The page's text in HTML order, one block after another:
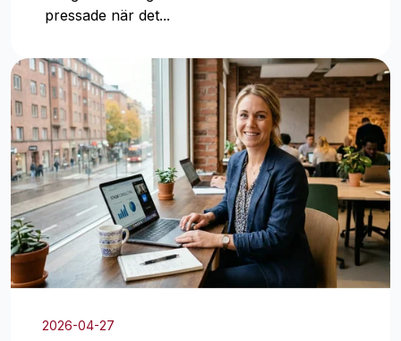
pressade när det...
2026-04-27